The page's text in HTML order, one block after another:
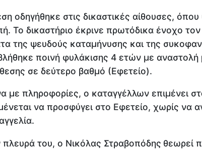
οδηγήθηκε στις δικαστικές αίθουσες,
Το δικαστήριο έκρινε πρωτόδικα ένοχο
της ψευδούς καταμήνυσης και της
ποινή φυλάκισης 4 ετών με αναστολή
σε δεύτερο βαθμό (Εφετείο).
με πληροφορίες, ο καταγγέλλων επιμένει
να προσφύγει στο Εφετείο, χωρίς να
πλευρά του, ο Νικόλας Στραβοπόδης θεωρεί